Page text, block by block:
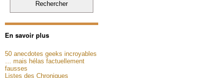
En savoir plus
50 anecdotes geeks incroyables
… mais hélas factuellement
fausses
Listes des Chroniques